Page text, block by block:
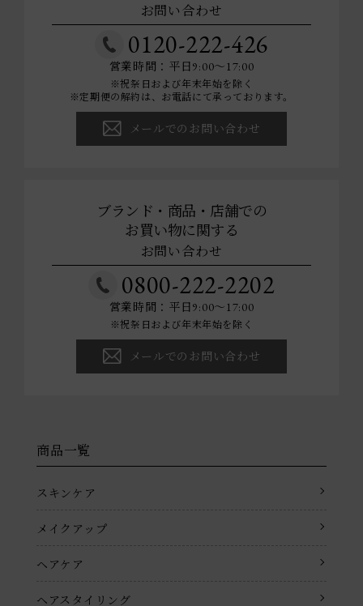
お問い合わせ
0120-222-426
営業時間：平日9:00～17:00
※祝祭日および年末年始を除く
※定期便の解約は、お電話にて承っております。
メールでのお問い合わせ
ブランド・商品・店舗での
お買い物に関する
お問い合わせ
0800-222-2202
営業時間：平日9:00～17:00
※祝祭日および年末年始を除く
メールでのお問い合わせ
商品一覧
スキンケア
メイクアップ
ヘアケア
ヘアスタイリング